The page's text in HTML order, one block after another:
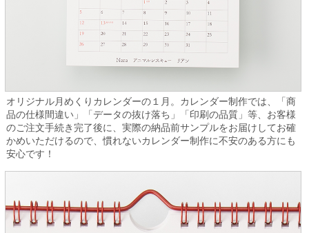
オリジナル月めくりカレンダーの１月。カレンダー制作では、「商
品の仕様間違い」「データの抜け落ち」「印刷の品質」等、お客様
のご注文手続き完了後に、実際の納品前サンプルをお届けしてお確
かめいただけるので、慣れないカレンダー制作に不安のある方にも
安心です！